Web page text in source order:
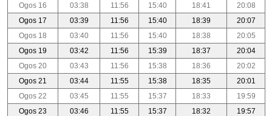
Ogos 16
03:38 11:56 15:40 18:41
20:08
Ogos 17
03:39 11:56 15:40 18:39
20:07
Ogos 18
03:40 11:56 15:40 18:38
20:05
Ogos 19
03:42 11:56 15:39 18:37
20:04
Ogos 20
03:43 11:56 15:38 18:36
20:02
Ogos 21
03:44 11:55 15:38 18:35
20:01
Ogos 22
03:45 11:55 15:37 18:33
19:59
Ogos 23
03:46 11:55 15:37 18:32
19:57